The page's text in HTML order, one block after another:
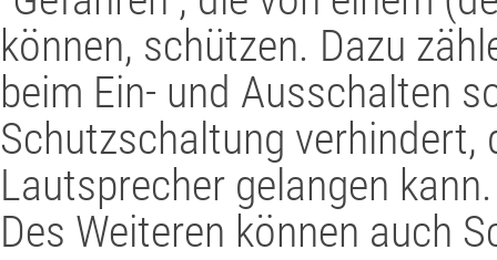
können, schützen. Dazu
beim Ein- und Ausschalten
Schutzschaltung verhindert,
Lautsprecher gelangen kann.
Des Weiteren können auch